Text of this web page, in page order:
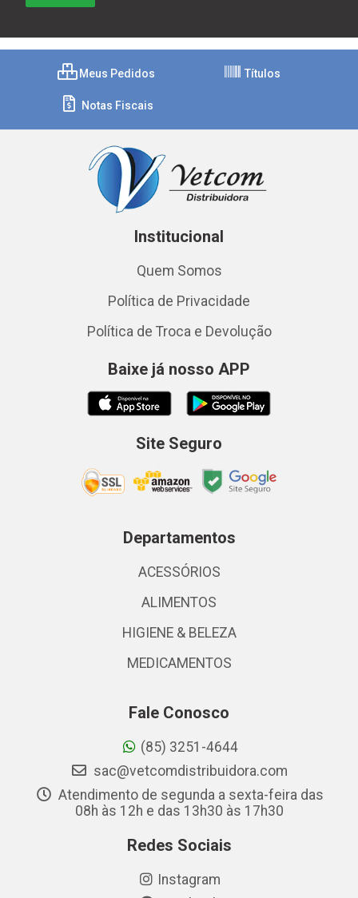
Meus Pedidos Títulos
Notas Fiscais
Institucional
Quem Somos
Política de Privacidade
Política de Troca e Devolução
Baixe já nosso APP
Site Seguro
Departamentos
ACESSÓRIOS
ALIMENTOS
HIGIENE & BELEZA
MEDICAMENTOS
Fale Conosco
(85) 3251-4644
sac@vetcomdistribuidora.com
Atendimento de segunda a sexta-feira das
08h às 12h e das 13h30 às 17h30
Redes Sociais
Instagram